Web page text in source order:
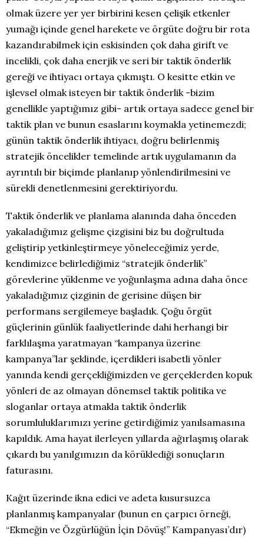
olmak üzere yer yer birbirini kesen çelişik etkenler
yumağı içinde genel harekete ve örgüte doğru bir rota
kazandırabilmek için eskisinden çok daha girift ve
incelikli, çok daha enerjik ve seri bir taktik önderlik
gereği ve ihtiyacı ortaya çıkmıştı. O kesitte etkin ve
işlevsel olmak isteyen bir taktik önderlik -bizim
genellikle yaptığımız gibi- artık ortaya sadece genel bir
taktik plan ve bunun esaslarını koymakla yetinemezdi;
günün taktik önderlik ihtiyacı, doğru belirlenmiş
stratejik öncelikler temelinde artık uygulamanın da
ayrıntılı bir biçimde planlanıp yönlendirilmesini ve
sürekli denetlenmesini gerektiriyordu.
Taktik önderlik ve planlama alanında daha önceden
yakaladığımız gelişme çizgisini biz bu doğrultuda
geliştirip yetkinleştirmeye yöneleceğimiz yerde,
kendimizce belirlediğimiz “stratejik önderlik”
görevlerine yüklenme ve yoğunlaşma adına daha önce
yakaladığımız çizginin de gerisine düşen bir
performans sergilemeye başladık. Çoğu örgüt
güçlerinin günlük faaliyetlerinde dahi herhangi bir
farklılaşma yaratmayan “kampanya üzerine
kampanya”lar şeklinde, içerdikleri isabetli yönler
yanında kendi gerçekliğimizden ve gerçeklerden kopuk
yönleri de az olmayan dönemsel taktik politika ve
sloganlar ortaya atmakla taktik önderlik
sorumluluklarımızı yerine getirdiğimiz yanılsamasına
kapıldık. Ama hayat ilerleyen yıllarda ağırlaşmış olarak
çıkardı bu yanılgımızın da körüklediği sonuçların
faturasını.
Kağıt üzerinde ikna edici ve adeta kusursuzca
planlanmış kampanyalar (bunun en çarpıcı örneği,
“Ekmeğin ve Özgürlüğün İçin Dövüş!” Kampanyası’dır)